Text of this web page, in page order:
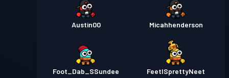
Austin00 Micahhenderson
Foot_Dab_SSundee FeetISprettyNeet